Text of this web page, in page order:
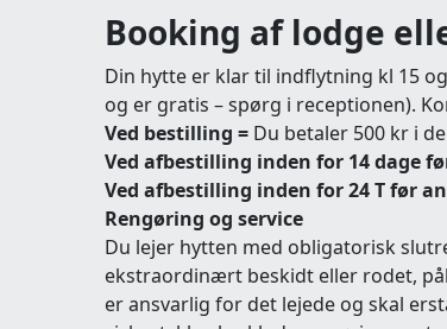
Booking af lodge
Din hytte er klar til indflytning kl 15
og er gratis – spørg i receptionen).
Ved bestilling = Du betaler 500 kr i
Ved afbestilling inden for 14 dage
Ved afbestilling inden for 24 T før
Rengøring og service
Du lejer hytten med obligatorisk
ekstraordinært beskidt eller rodet,
er ansvarlig for det lejede og skal